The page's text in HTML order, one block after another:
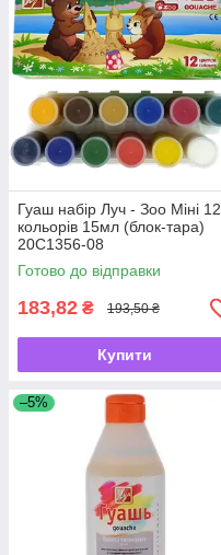
Гуаш набір Луч - Зоо Міні 12
кольорів 15мл (блок-тара)
20С1356-08
Готово до відправки
183,82 ₴ 193,50 ₴
Купити
–5%